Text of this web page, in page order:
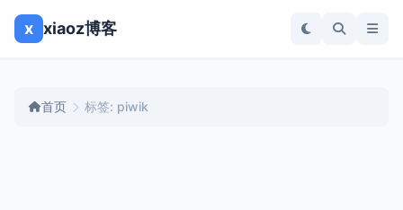
x xiaoz博客
首页 标签: piwik